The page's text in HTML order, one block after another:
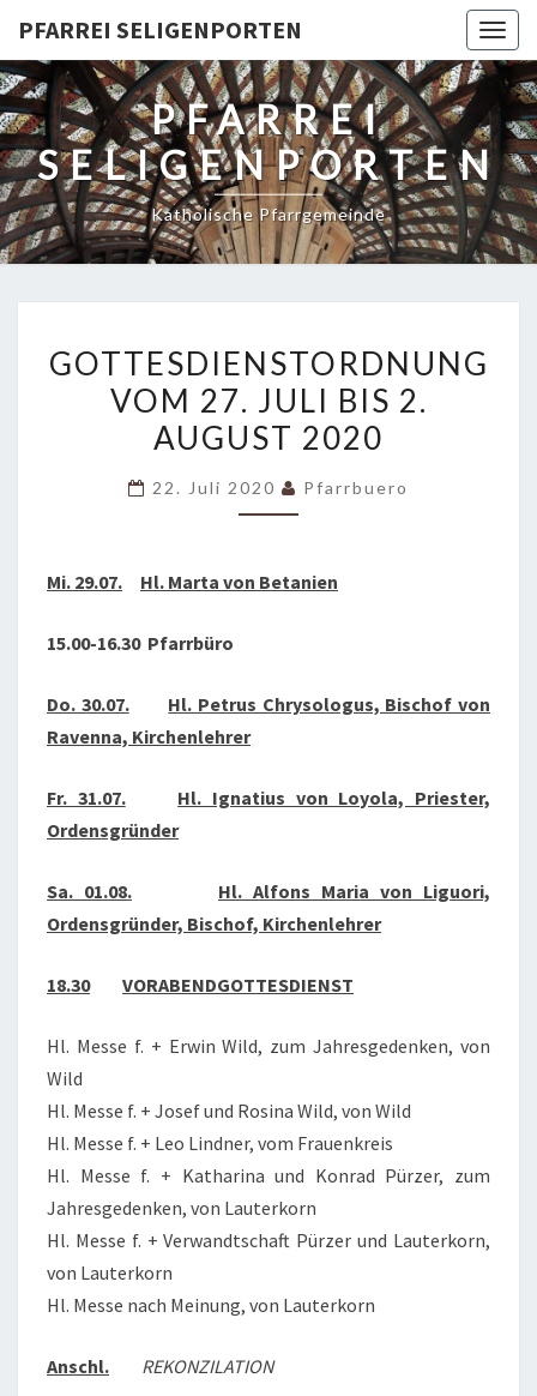
PFARREI SELIGENPORTEN
PFARREI
SELIGENPORTEN
Katholische Pfarrgemeinde
VOM
27.
JULI
2.
GOTTESDIENSTORDNUNG
VOM 27. JULI BIS 2.
AUGUST 2020
22. Juli 2020 Pfarrbuero
Mi. 29.07. Hl. Marta von Betanien
15.00-16.30 Pfarrbüro
Do. 30.07.
Hl. Petrus Chrysologus, Bischof von
Ravenna, Kirchenlehrer
Fr. 31.07.
Hl. Ignatius von Loyola, Priester,
Ordensgründer
Sa. 01.08.
Hl. Alfons Maria von Liguori,
Ordensgründer, Bischof, Kirchenlehrer
18.30 VORABENDGOTTESDIENST
Hl. Messe f. + Erwin Wild, zum Jahresgedenken, von
Wild
Hl. Messe f. + Josef und Rosina Wild, von Wild
Hl. Messe f. + Leo Lindner, vom Frauenkreis
Hl. Messe f. + Katharina und Konrad Pürzer, zum
Jahresgedenken, von Lauterkorn
Hl. Messe f. + Verwandtschaft Pürzer und Lauterkorn,
von Lauterkorn
Hl. Messe nach Meinung, von Lauterkorn
Anschl. REKONZILATION